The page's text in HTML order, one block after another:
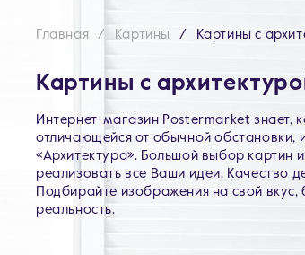
300 х 270 см
500 x 270 см
Главная Картины Картины с
Картины с
Интернет-магазин Postermarket знает,
отличающейся от обычной обстановки,
«Архитектура». Большой выбор картин
реализовать все Ваши идеи. Качество
Подбирайте изображения на свой
реальность.